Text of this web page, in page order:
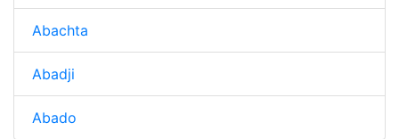
Abachta
Abadji
Abado